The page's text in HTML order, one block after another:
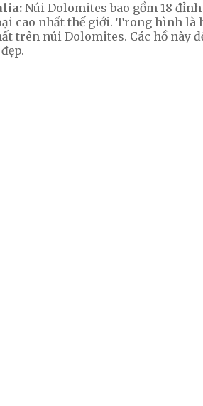
Núi Dolomites bao gồm 18
cao nhất thế giới. Trong hình là
trên núi Dolomites. Các hồ này